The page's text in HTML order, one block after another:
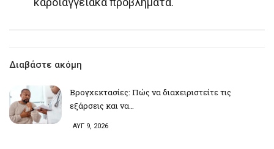
Διαβάστε ακόμη
Βρογχεκτασίες: Πώς να διαχειριστείτε τις
εξάρσεις και να…
ΑΥΓ 9, 2026